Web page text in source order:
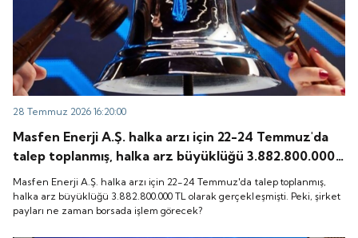
28 Temmuz 2026 16:20:00
Masfen Enerji A.Ş. halka arzı için 22-24 Temmuz'da
talep toplanmış, halka arz büyüklüğü 3.882.800.000
TL olarak gerçekleşmişti. Peki, şirket payları ne
zaman borsada işlem görecek?
Masfen Enerji A.Ş. halka arzı için 22-24 Temmuz'da talep toplanmış,
halka arz büyüklüğü 3.882.800.000 TL olarak gerçekleşmişti. Peki, şirket
payları ne zaman borsada işlem görecek?